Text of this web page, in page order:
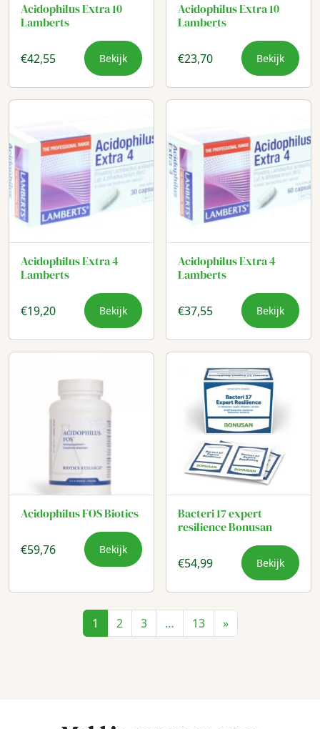
Acidophilus Extra 10
Lamberts
€42,55 Bekijk
Acidophilus Extra 10
Lamberts
€23,70 Bekijk
Acidophilus Extra 4
Lamberts
€19,20 Bekijk
Acidophilus Extra 4
Lamberts
€37,55 Bekijk
Acidophilus FOS Biotics
€59,76 Bekijk
Bacteri 17 expert
resilience Bonusan
€54,99 Bekijk
1 2 3 … 13 »